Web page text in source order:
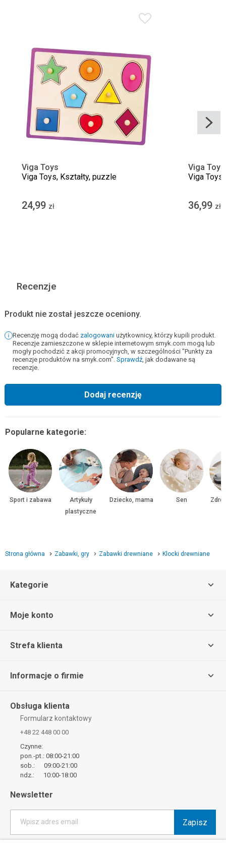
Viga Toys
Viga Toys, Kształty, puzzle
24,99 zł
Viga Toys
Viga
36,99 zł
Recenzje
Produkt nie został jeszcze oceniony.
Recenzję mogą dodać zalogowani użytkownicy, którzy kupili produkt.
Recenzje zamieszczone w sklepie internetowym smyk.com mogą lub
mogły pochodzić z akcji promocyjnych, w szczególności "Punkty za
recenzje produktów na smyk.com". Sprawdź, jak dodawane są
recenzje.
Dodaj recenzję
Popularne kategorie:
Sport i zabawa
Artykuły
plastyczne
Dziecko, mama Sen
Strona główna Zabawki, gry Zabawki drewniane Klocki drewniane
Kategorie
Moje konto
Strefa klienta
Informacje o firmie
Obsługa klienta
Formularz kontaktowy
+48 22 448 00 00
Czynne:
pon.-pt.: 08:00-21:00
sob.: 09:00-21:00
ndz.: 10:00-18:00
Newsletter
Wpisz adres email Zapisz